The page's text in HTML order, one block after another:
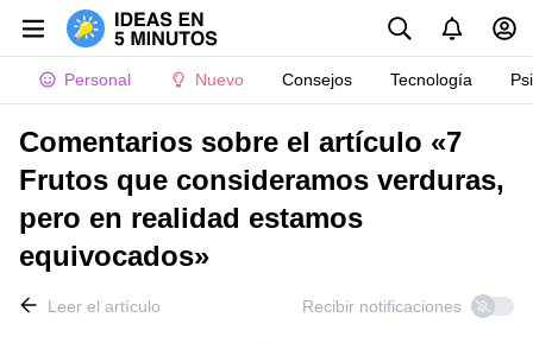
Personal Nuevo Consejos Tecnología
Comentarios sobre el artículo «7
Frutos que consideramos verduras,
pero en realidad estamos
equivocados»
Leer el artículo Recibir notificaciones